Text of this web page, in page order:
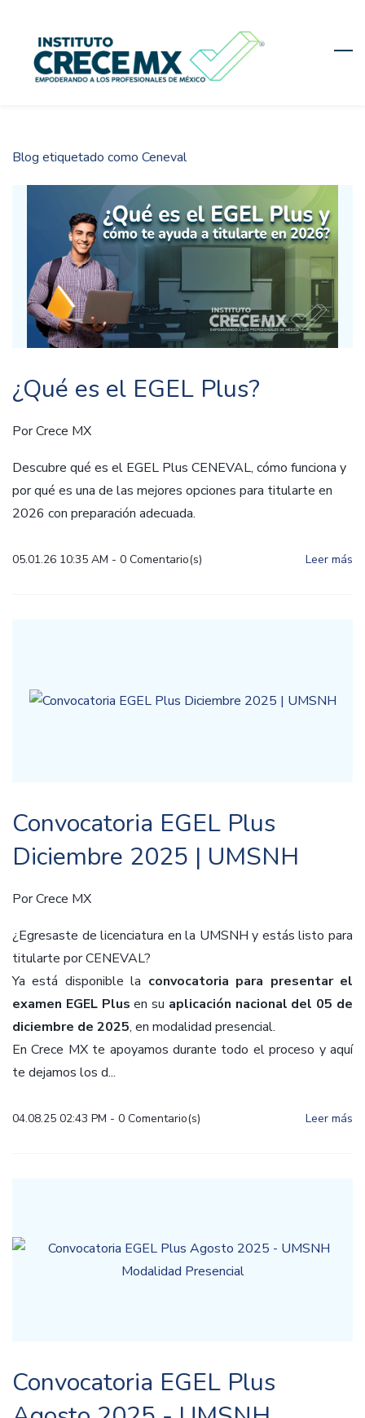
content
Blog etiquetado como Ceneval
¿Qué es el EGEL Plus?
PorCrece MX
Descubre qué es el EGEL Plus CENEVAL, cómo funciona y
por qué es una de las mejores opciones para titularte en
2026 con preparación adecuada.
05.01.26 10:35 AM - 0 Comentario(s) Leer más
Convocatoria EGEL Plus
Diciembre 2025 | UMSNH
PorCrece MX
¿Egresaste de licenciatura en la UMSNH y estás listo para
titularte por CENEVAL?
Ya está disponible la convocatoria para presentar el
examen EGEL Plus en su aplicación nacional del 05 de
diciembre de 2025, en modalidad presencial.
En Crece MX te apoyamos durante todo el proceso y aquí
te dejamos los d...
04.08.25 02:43 PM - 0 Comentario(s) Leer más
Convocatoria EGEL Plus